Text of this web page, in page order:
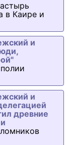
в Каире и
и
и
древние